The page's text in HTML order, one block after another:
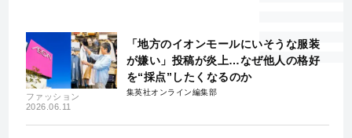
ファッション
2026.06.11
「地方のイオンモールにいそうな服装
が嫌い」投稿が炎上…なぜ他人の格好
を“採点”したくなるのか
集英社オンライン編集部